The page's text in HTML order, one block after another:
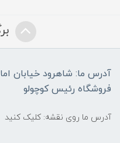
آدرس ما: شاهرود خیابان
فروشگاه رئیس کوچولو
آدرس ما روی نقشه: کلیک کنید